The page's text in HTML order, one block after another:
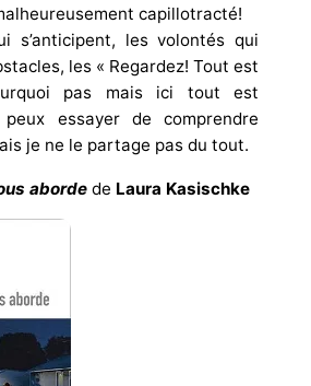
capillotracté!
s’anticipent, les volontés qui
les « Regardez! Tout est
pas mais ici tout est
essayer de comprendre
je ne le partage pas du tout.
aborde de Laura Kasischke